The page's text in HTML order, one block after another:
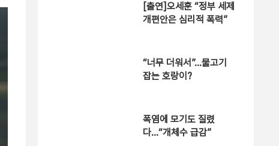
[출연]오세훈 “정부 세제
개편안은 심리적 폭력”
“너무 더워서”…물고기
잡는 호랑이?
폭염에 모기도 질렸
다…“개체수 급감”